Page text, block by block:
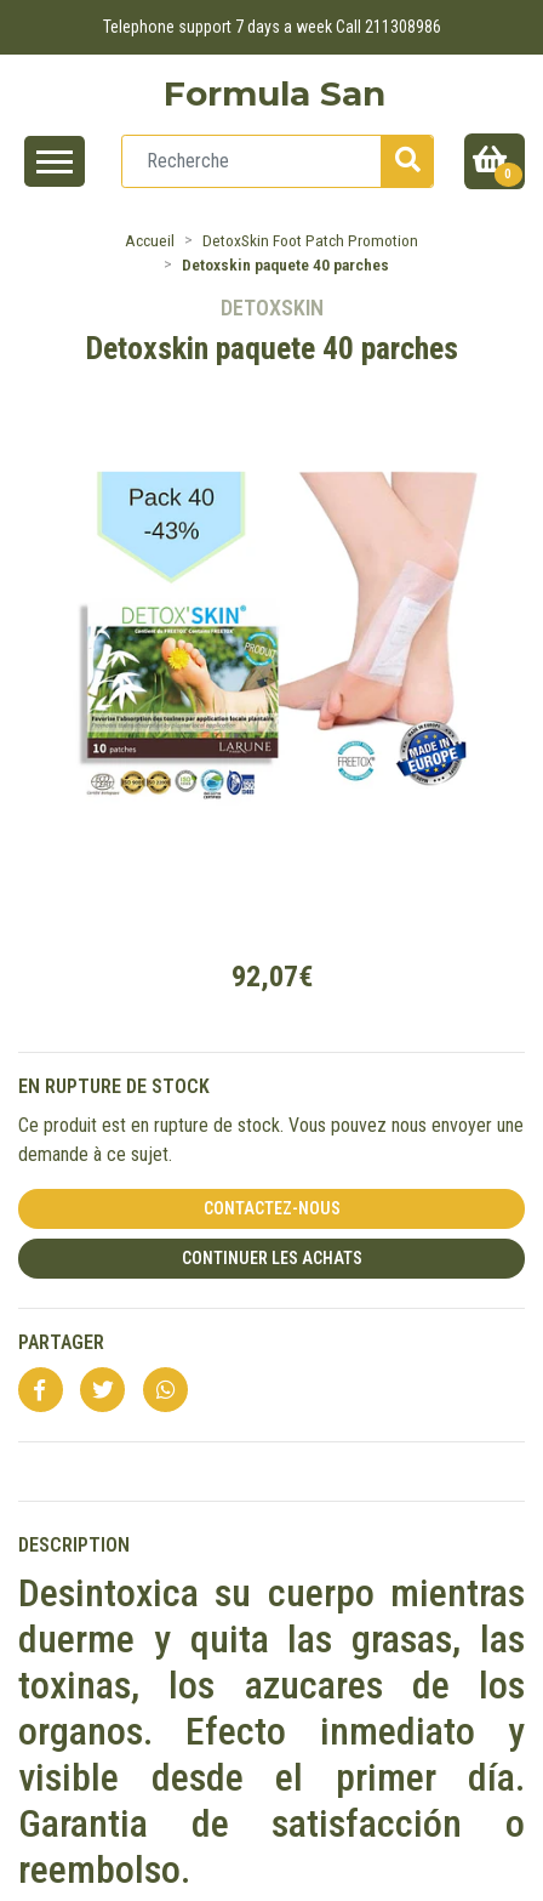
Telephone support 7 days a week Call 211308986
Formula San
0
Accueil
DetoxSkin Foot Patch Promotion
Detoxskin paquete 40 parches
DETOXSKIN
Detoxskin paquete 40 parches
92,07€
EN RUPTURE DE STOCK
Ce produit est en rupture de stock. Vous pouvez nous envoyer une
demande à ce sujet.
CONTACTEZ-NOUS
CONTINUER LES ACHATS
PARTAGER
DESCRIPTION
Desintoxica su cuerpo mientras
duerme y quita las grasas, las
toxinas, los azucares de los
organos. Efecto inmediato y
visible desde el primer día.
Garantia de satisfacción o
reembolso.